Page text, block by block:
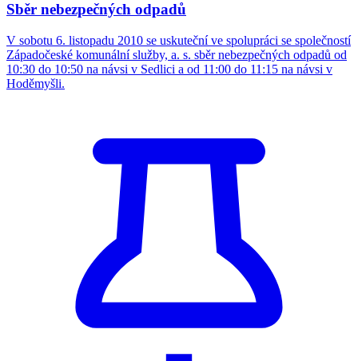
Sběr nebezpečných odpadů
V sobotu 6. listopadu 2010 se uskuteční ve spolupráci se společností
Západočeské komunální služby, a. s. sběr nebezpečných odpadů od
10:30 do 10:50 na návsi v Sedlici a od 11:00 do 11:15 na návsi v
Hoděmyšli.